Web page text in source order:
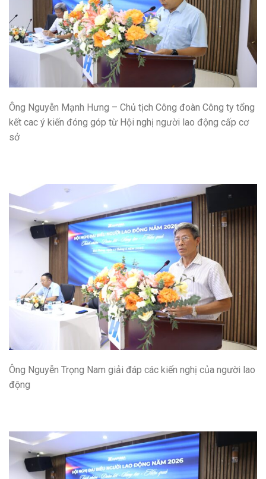
Ông Nguyễn Mạnh Hưng – Chủ tịch Công đoàn Công ty tổng
kết cac ý kiến đóng góp từ Hội nghị người lao động cấp cơ
sở
Ông Nguyễn Trọng Nam giải đáp các kiến nghị của người lao
động